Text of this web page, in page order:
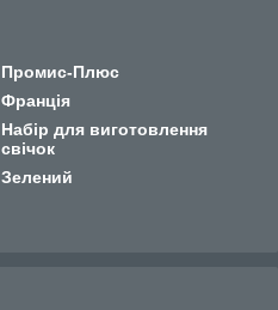
Промис-Плюс
Франція
Набір для виготовлення
свічок
Зелений